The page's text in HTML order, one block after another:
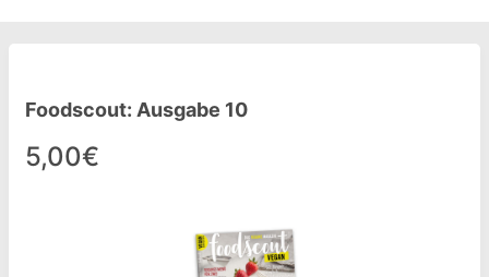
Foodscout: Ausgabe 10
5,00€